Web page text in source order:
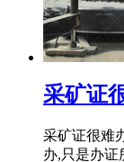
采矿证
采矿证很难
办,只是办证